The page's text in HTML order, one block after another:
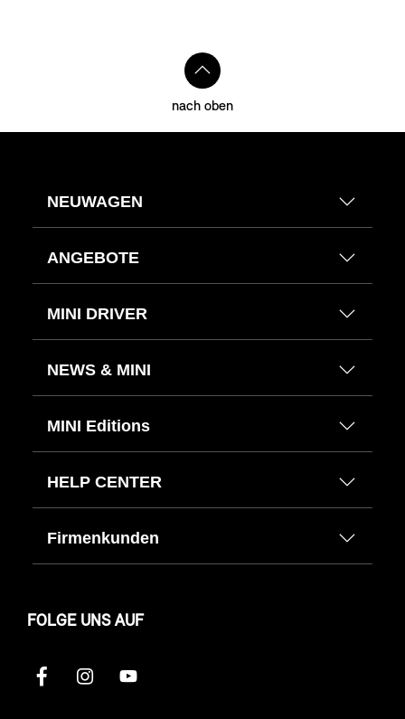
nach oben
NEUWAGEN
ANGEBOTE
MINI DRIVER
NEWS & MINI
MINI Editions
HELP CENTER
Firmenkunden
FOLGE UNS AUF